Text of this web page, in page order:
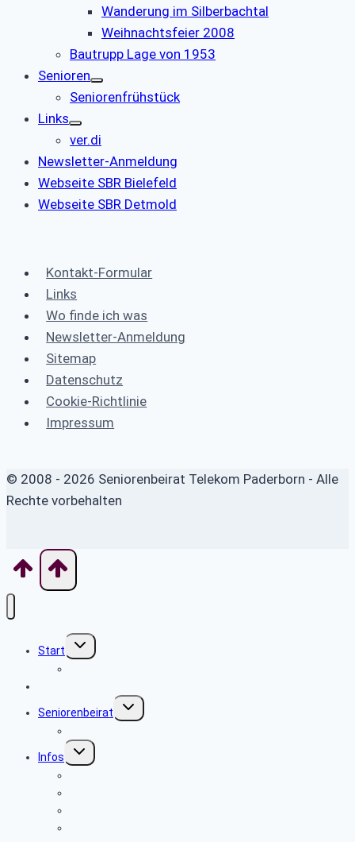
Wanderung im Silberbachtal
Weihnachtsfeier 2008
Bautrupp Lage von 1953
Senioren
Seniorenfrühstück
Links
ver.di
Newsletter-Anmeldung
Webseite SBR Bielefeld
Webseite SBR Detmold
Kontakt-Formular
Links
Wo finde ich was
Newsletter-Anmeldung
Sitemap
Datenschutz
Cookie-Richtlinie
Impressum
© 2008 - 2026 Seniorenbeirat Telekom Paderborn - Alle
Rechte vorbehalten
Start
Untermenü
umschalten
Seniorenbeirat
Untermenü
umschalten
Infos
Untermenü
umschalten